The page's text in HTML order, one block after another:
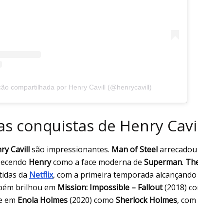
compartilhada por Henry Cavill (@henrycavill)
conquistas de Henry
Cavillsão impressionantes. Man of Steelarrecadou
Henrycomo a face moderna de Superman.
da Netflix, com a primeira temporada alcançando
brilhou em Mission: Impossible – Fallout(2018)
em Enola Holmes(2020) como Sherlock Holmes, com